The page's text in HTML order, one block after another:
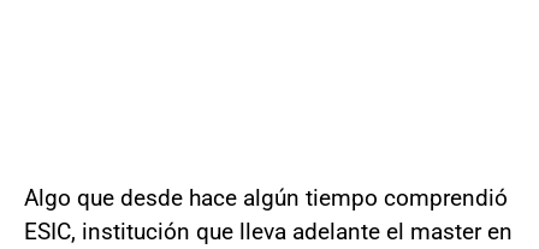
Algo que desde hace algún tiempo comprendió
ESIC, institución que lleva adelante el master en